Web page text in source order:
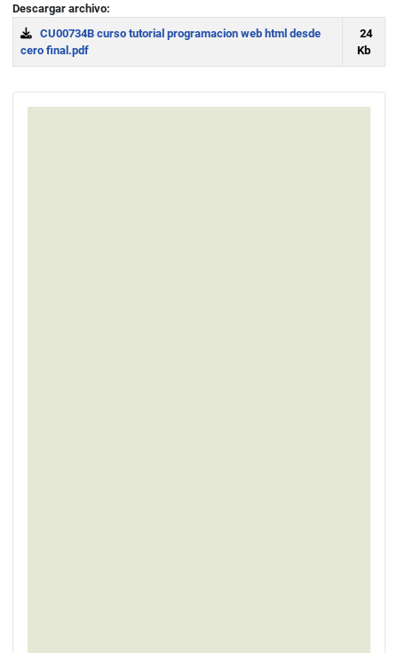
Descargar archivo:
CU00734B curso tutorial programacion web html desde
cero final.pdf
24
Kb